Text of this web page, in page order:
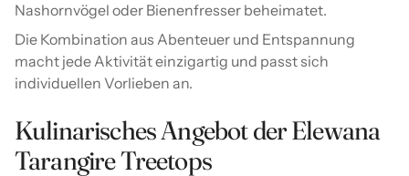
Nashornvögel oder Bienenfresser beheimatet.
Die Kombination aus Abenteuer und Entspannung
macht jede Aktivität einzigartig und passt sich
individuellen Vorlieben an.
Kulinarisches Angebot der Elewana
Tarangire Treetops